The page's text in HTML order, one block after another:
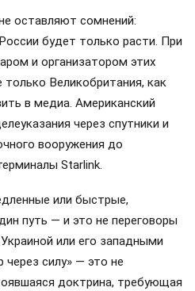
оставляют сомнений:
будет только расти. При
и организатором этих
Великобритания, как
в медиа. Американский
через спутники и
вооружения до
Starlink.
или быстрые,
путь — и это не переговоры
или его западными
через силу» — это не
доктрина, требующая